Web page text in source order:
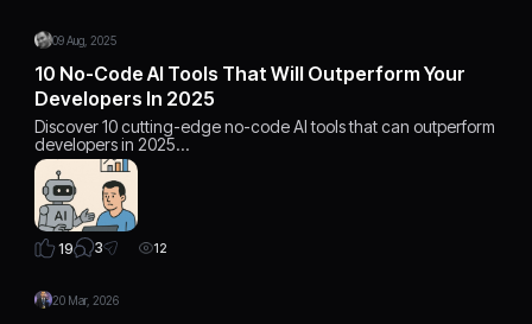
09 Aug, 2025
10 No-Code AI Tools That Will Outperform Your
Developers In 2025
Discover 10 cutting-edge no-code AI tools that can outperform
developers in 2025…
19 3 12
20 Mar, 2026